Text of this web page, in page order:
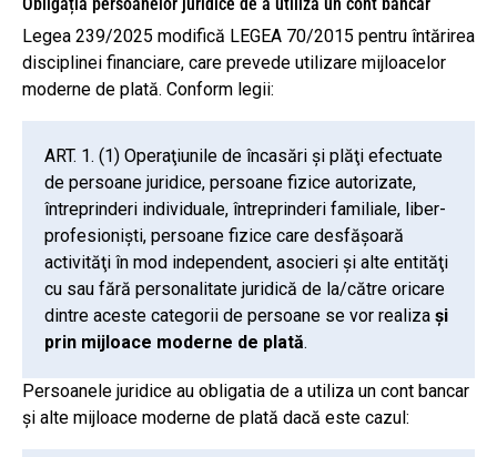
Legea 239/2025 modifică LEGEA 70/2015 pentru întărirea
disciplinei financiare, care prevede utilizare mijloacelor
moderne de plată. Conform legii:
ART. 1. (1) Operaţiunile de încasări şi plăţi efectuate
de persoane juridice, persoane fizice autorizate,
întreprinderi individuale, întreprinderi familiale, liber-
profesionişti, persoane fizice care desfăşoară
activităţi în mod independent, asocieri şi alte entităţi
cu sau fără personalitate juridică de la/către oricare
dintre aceste categorii de persoane se vor realiza şi
prin mijloace moderne de plată.
Persoanele juridice au obligatia de a utiliza un cont bancar
și alte mijloace moderne de plată dacă este cazul: